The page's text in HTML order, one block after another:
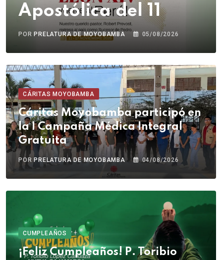
Apostólica del 11
POR PRELATURA DE MOYOBAMBA 05/08/2026
CÁRITAS MOYOBAMBA
Cáritas Moyobamba participó en
la I Campaña Médica Integral
Gratuita
PORPRELATURA DE MOYOBAMBA 04/08/2026
CUMPLEAÑOS
¡Feliz Cumpleaños! P. Toribio